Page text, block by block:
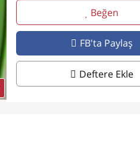
Beğen
FB'ta Paylaş
Deftere Ekle